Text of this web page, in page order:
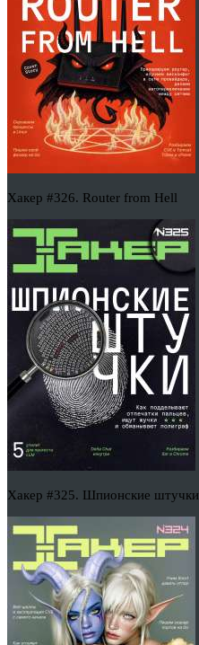
Хакер #326. Router from Hell
Хакер #325. Шпионские штучки